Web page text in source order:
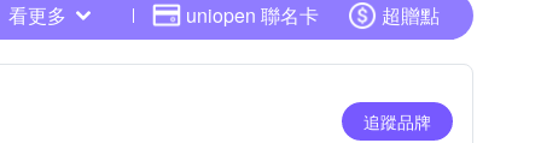
看更多 uniopen 聯名卡 超贈點
追蹤品牌